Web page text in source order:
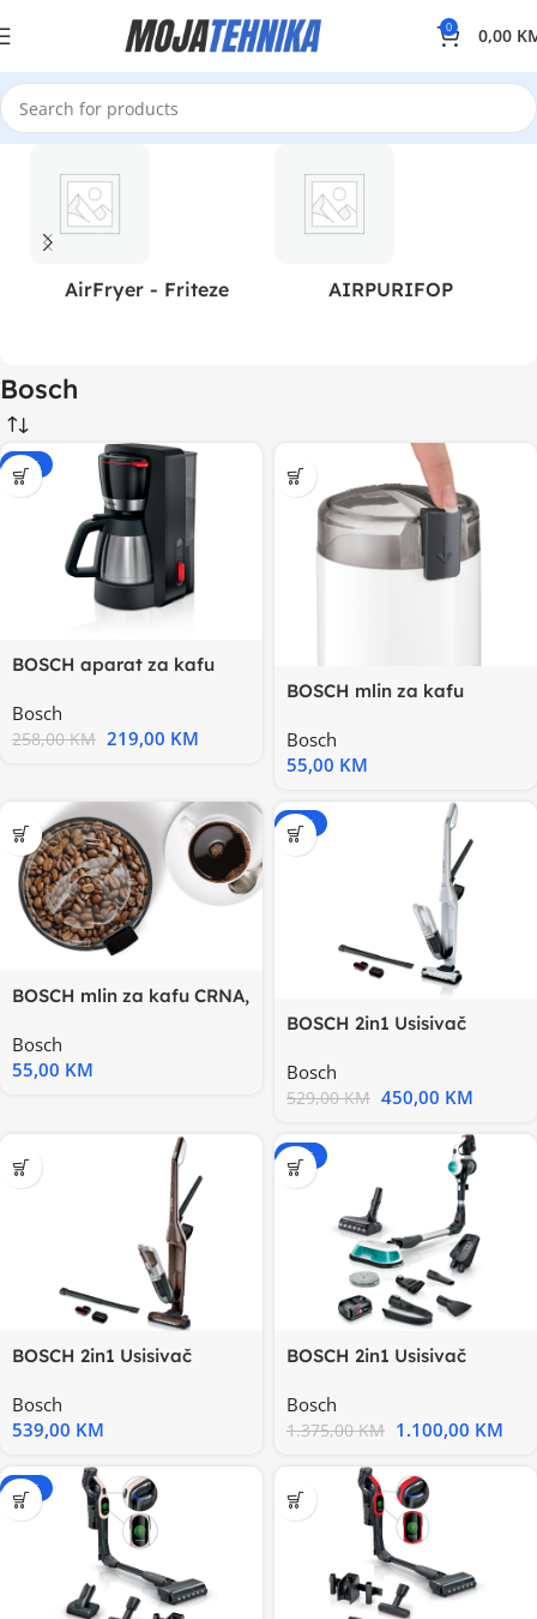
0 0,00
AirFryer - Friteze AIRPURIFOP
Bosch
-15%
BOSCH aparat za kafu
Moment,Crna
Bosch
258,00KM 219,00 KM
BOSCH mlin za kafu
Bosch
55,00 KM
BOSCH mlin za kafu CRNA,
Bosch
55,00 KM
-15%
BOSCH 2in1 Usisivač
50
Bosch
529,00KM 450,00 KM
BOSCH 2in1 Usisivač
55
Bosch
539,00 KM
-20%
BOSCH 2in1 Usisivač
Bosch
1.375,00KM 1.100,00 KM
-15%